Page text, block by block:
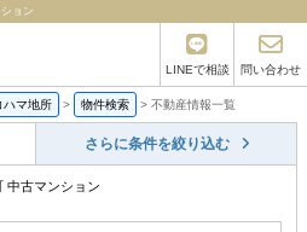
ョン
LINEで相談 問い合わせ
ハマ地所 > 物件検索 > 不動産情報一覧
さらに条件を絞り込む
中古マンション